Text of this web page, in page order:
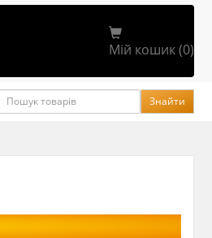
Мій кошик (0)
Пошук Знайти